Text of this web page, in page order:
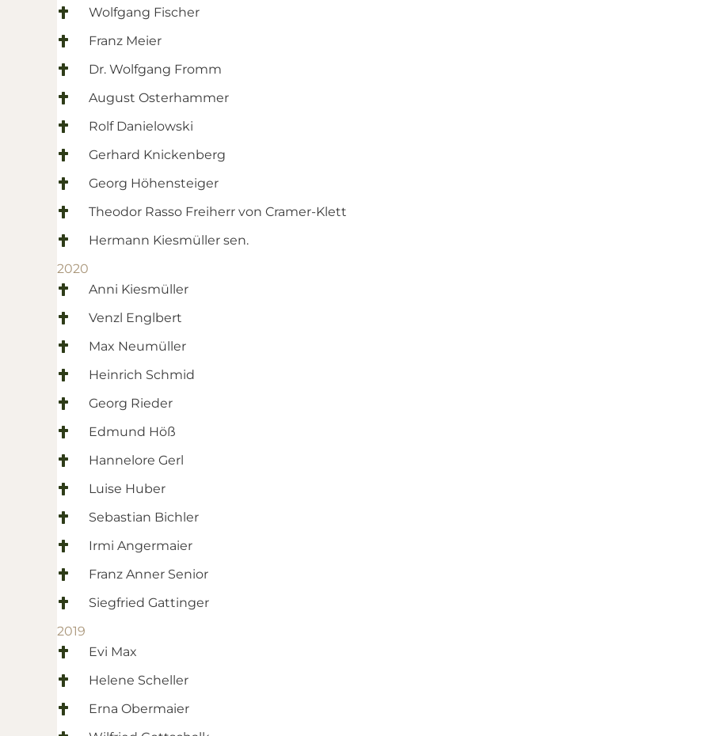
Wolfgang Fischer
Franz Meier
Dr. Wolfgang Fromm
August Osterhammer
Rolf Danielowski
Gerhard Knickenberg
Georg Höhensteiger
Theodor Rasso Freiherr von Cramer-Klett
Hermann Kiesmüller sen.
2020
Anni Kiesmüller
Venzl Englbert
Max Neumüller
Heinrich Schmid
Georg Rieder
Edmund Höß
Hannelore Gerl
Luise Huber
Sebastian Bichler
Irmi Angermaier
Franz Anner Senior
Siegfried Gattinger
2019
Evi Max
Helene Scheller
Erna Obermaier